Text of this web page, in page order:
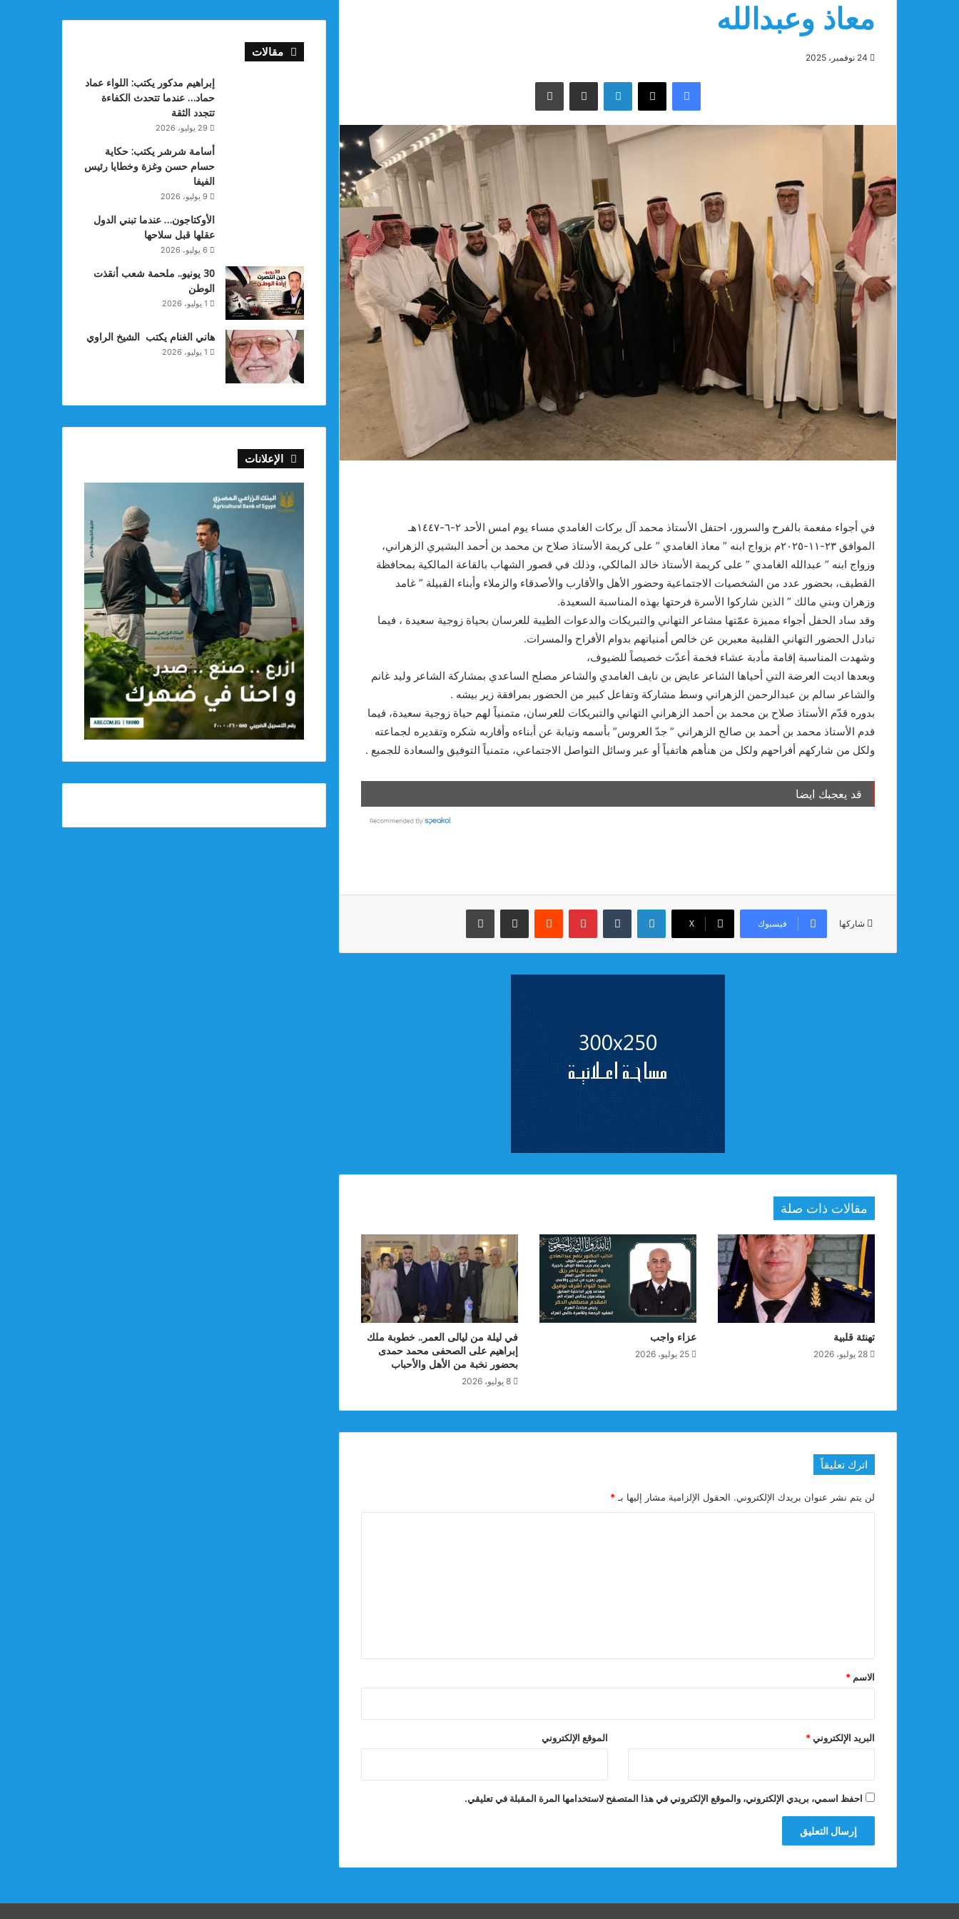
معاذ وعبدالله
24 نوفمبر، 2025
فيسبوك ‫X لينكدإن مشاركة عبر البريد طباعة
في أجواء مفعمة بالفرح والسرور، احتفل الأستاذ محمد آل بركات الغامدي مساء يوم امس الأحد ٢-٦-١٤٤٧هـ
الموافق ٢٣-١١-٢٠٢٥م بزواج ابنه ” معاذ الغامدي ” على كريمة الأستاذ صلاح بن محمد بن أحمد البشيري الزهراني،
وزواج ابنه ” عبدالله الغامدي ” على كريمة الأستاذ خالد المالكي، وذلك في قصور الشهاب بالقاعة المالكية بمحافظة
القطيف، بحضور عدد من الشخصيات الاجتماعية وحضور الأهل والأقارب والأصدقاء والزملاء وأبناء القبيلة ” غامد
وزهران وبني مالك ” الذين شاركوا الأسرة فرحتها بهذه المناسبة السعيدة.
وقد ساد الحفل أجواء مميزة عمّتها مشاعر التهاني والتبريكات والدعوات الطيبة للعرسان بحياة زوجية سعيدة ، فيما
تبادل الحضور التهاني القلبية معبرين عن خالص أمنياتهم بدوام الأفراح والمسرات.
وشهدت المناسبة إقامة مأدبة عشاء فخمة أعدّت خصيصاً للضيوف،
وبعدها اديت العرضة التي أحياها الشاعر عايض بن نايف الغامدي والشاعر مصلح الساعدي بمشاركة الشاعر وليد غانم
والشاعر سالم بن عبدالرحمن الزهراني وسط مشاركة وتفاعل كبير من الحضور بمرافقة زير بيشه .
بدوره قدّم الأستاذ صلاح بن محمد بن أحمد الزهراني التهاني والتبريكات للعرسان، متمنياً لهم حياة زوجية سعيدة، فيما
قدم الأستاذ محمد بن أحمد بن صالح الزهراني ” جدّ العروس” بأسمه ونيابة عن أبناءه وأقاربه شكره وتقديره لجماعته
ولكل من شاركهم أفراحهم ولكل من هنأهم هاتفياً أو عبر وسائل التواصل الاجتماعي، متمنياً التوفيق والسعادة للجميع .
قد يعجبك ايضا
شاركها فيسبوك ‫X
لينكدإن بينتيريست مشاركة عبر البريد طباعة
مقالات ذات صلة
تهنئة قلبية
28 يوليو، 2026
عزاء واجب
25 يوليو، 2026
في ليلة من ليالى العمر.. خطوبة ملك
إبراهيم على الصحفى محمد حمدى
بحضور نخبة من الأهل والأحباب
8 يوليو، 2026
اترك تعليقاً
لن يتم نشر عنوان بريدك الإلكتروني. الحقول الإلزامية مشار إليها بـ *
*
الاسم *
البريد الإلكتروني* الموقع الإلكتروني
احفظ اسمي، بريدي الإلكتروني، والموقع الإلكتروني في هذا المتصفح لاستخدامها المرة المقبلة في تعليقي.
مقالات
إبراهيم مدكور يكتب: اللواء عماد
حماد… عندما تتحدث الكفاءة
تتجدد الثقة
29 يوليو، 2026
أسامة شرشر يكتب: حكاية
حسام حسن وغزة وخطايا رئيس
الفيفا
9 يوليو، 2026
الأوكتاجون… عندما تبني الدول
عقلها قبل سلاحها
6 يوليو، 2026
30 يونيو.. ملحمة شعب أنقذت
الوطن
1 يوليو، 2026
هاني الغنام يكتب الشيخ الراوي
1 يوليو، 2026
الإعلانات